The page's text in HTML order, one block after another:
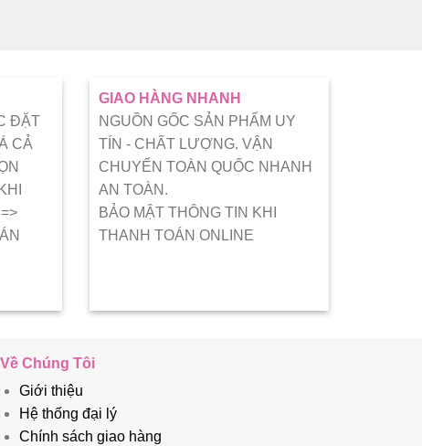
ĐẶT
CẢ
GIAO HÀNG NHANH
NGUỒN GỐC SẢN PHẨM UY
TÍN - CHẤT LƯỢNG. VẬN
CHUYỂN TOÀN QUỐC NHANH
AN TOÀN.
BẢO MẬT THÔNG TIN KHI
THANH TOÁN ONLINE
Về Chúng Tôi
Giới thiệu
Hệ thống đại lý
Chính sách giao hàng